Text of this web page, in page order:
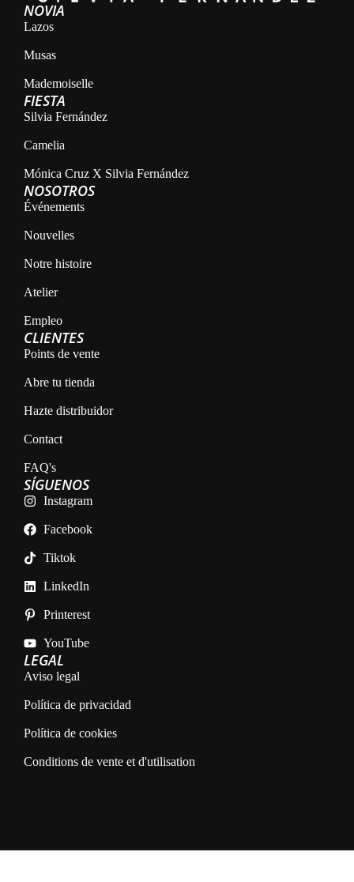
NOVIA
Lazos
Musas
Mademoiselle
FIESTA
Silvia Fernández
Camelia
Mónica Cruz X Silvia Fernández
NOSOTROS
Événements
Nouvelles
Notre histoire
Atelier
Empleo
CLIENTES
Points de vente
Abre tu tienda
Hazte distribuidor
Contact
FAQ's
LEGAL
Aviso legal
Política de privacidad
Política de cookies
Conditions de vente et d'utilisation
SÍGUENOS
Instagram
Facebook
Tiktok
LinkedIn
Printerest
YouTube